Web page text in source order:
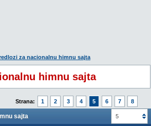
za nacionalnu himnu sajta
himnu sajta
Strana: 1 2 3 4 5 6 7 8
5
sajta